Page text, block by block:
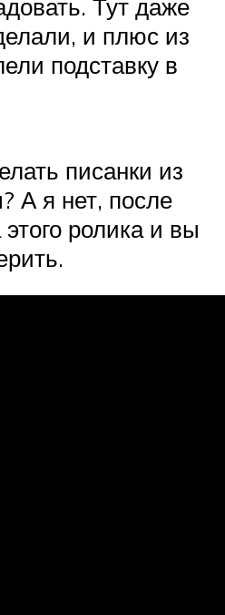
Тут даже
и плюс из
подставку в
писанки из
А я нет, после
ролика и вы